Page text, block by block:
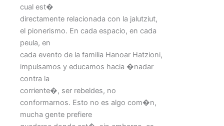
cual est�
directamente relacionada con la jalutziut,
el pionerismo. En cada espacio, en cada
peula, en
cada evento de la familia Hanoar Hatzioni,
impulsamos y educamos hacia �nadar
contra la
corriente�, ser rebeldes, no
conformarnos. Esto no es algo com�n,
mucha gente prefiere